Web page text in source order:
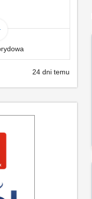
24 dni temu